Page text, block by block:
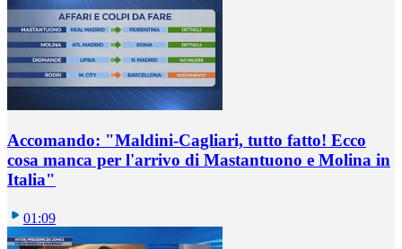
Accomando: "Maldini-Cagliari, tutto fatto! Ecco
cosa manca per l'arrivo di Mastantuono e Molina in
Italia"
01:09